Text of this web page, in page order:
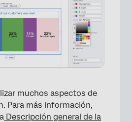
×
muchos aspectos de
Para más información,
Descripción general de la